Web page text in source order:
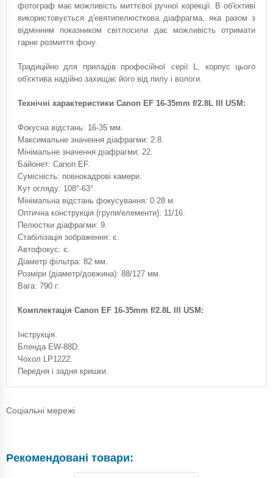
фотограф має можливість миттєвої ручної корекції. В об'єктиві
використовується д'евятипелюсткова діафрагма, яка разом з
відмінним показником світлосили дає можливість отримати
гарне розмиття фону.
Традиційно для приладів професійної серії L, корпус цього
об'єктива надійно захищає його від пилу і вологи.
Технічні характеристики Canon EF 16-35mm f/2.8L III USM:
Фокусна відстань: 16-35 мм.
Максимальне значення діафрагми: 2.8.
Мінімальне значення діафрагми: 22.
Байонет: Canon EF.
Сумісність: повнокадрові камери.
Кут огляду: 108°-63°.
Мінімальна відстань фокусування: 0.28 м.
Оптична конструкція (групи/елементи): 11/16.
Пелюстки діафрагми: 9.
Стабілізація зображення: є.
Автофокус: є.
Діаметр фільтра: 82 мм.
Розміри (діаметр/довжина): 88/127 мм.
Вага: 790 г.
Комплектація Canon EF 16-35mm f/2.8L III USM:
Інструкція.
Бленда EW-88D.
Чохол LP1222.
Передня і задня кришки.
Соціальні мережі
Рекомендовані товари: